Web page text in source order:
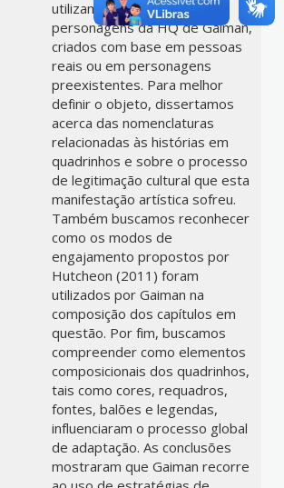
utilizamos para analisar os
personagens da HQ de Gaiman,
criados com base em pessoas
reais ou em personagens
preexistentes. Para melhor
definir o objeto, dissertamos
acerca das nomenclaturas
relacionadas às histórias em
quadrinhos e sobre o processo
de legitimação cultural que esta
manifestação artística sofreu.
Também buscamos reconhecer
como os modos de
engajamento propostos por
Hutcheon (2011) foram
utilizados por Gaiman na
composição dos capítulos em
questão. Por fim, buscamos
compreender como elementos
composicionais dos quadrinhos,
tais como cores, requadros,
fontes, balões e legendas,
influenciaram o processo global
de adaptação. As conclusões
mostraram que Gaiman recorre